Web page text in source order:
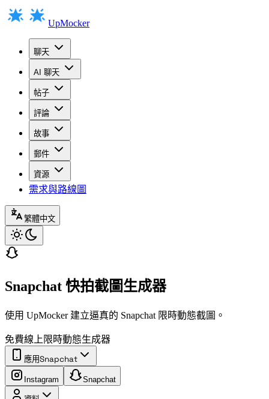
UpMocker
聊天
AI 聊天
帖子
評論
故事
郵件
資源
需求與路線圖
繁體中文
Snapchat 快拍截圖生成器
使用 UpMocker 建立逼真的 Snapchat 限時動態截圖。
免費線上限時動態生成器
應用Snapchat
Instagram Snapchat